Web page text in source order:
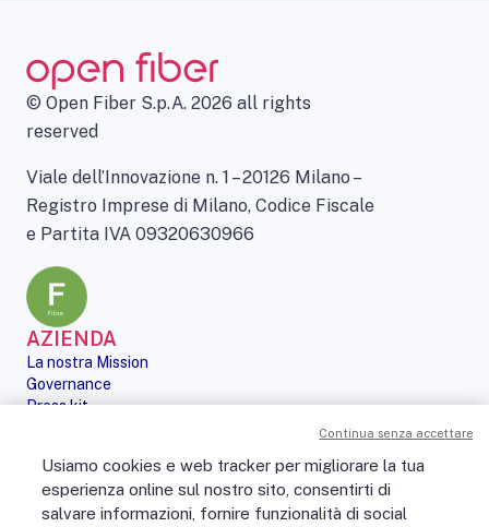
© Open Fiber S.p.A. 2026 all rights
reserved
Viale dell’Innovazione n. 1 – 20126 Milano –
Registro Imprese di Milano, Codice Fiscale
e Partita IVA 09320630966
AZIENDA
La nostra Mission
Governance
Press kit
Digital Services Act
PERSONE
No Fibra? No Party!
Usiamo cookies e web tracker per migliorare la tua
esperienza online sul nostro sito, consentirti di
salvare informazioni, fornire funzionalità di social
Continua senza accettare